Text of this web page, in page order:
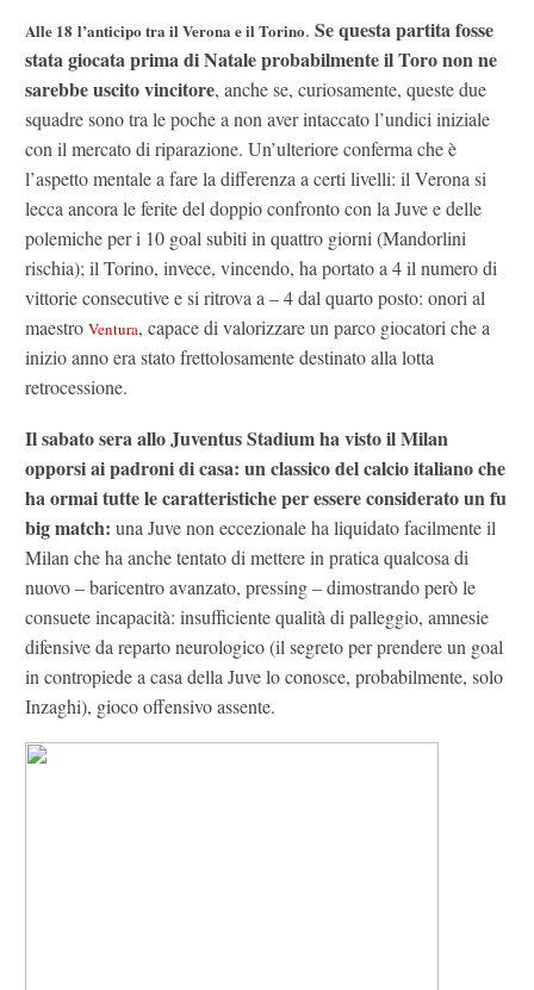
Alle 18 l’anticipo tra il Verona e il Torino. Se questa partita fosse
stata giocata prima di Natale probabilmente il Toro non ne
sarebbe uscito vincitore, anche se, curiosamente, queste due
squadre sono tra le poche a non aver intaccato l’undici iniziale
con il mercato di riparazione. Un’ulteriore conferma che è
l’aspetto mentale a fare la differenza a certi livelli: il Verona si
lecca ancora le ferite del doppio confronto con la Juve e delle
polemiche per i 10 goal subiti in quattro giorni (Mandorlini
rischia); il Torino, invece, vincendo, ha portato a 4 il numero di
vittorie consecutive e si ritrova a – 4 dal quarto posto: onori al
maestro Ventura, capace di valorizzare un parco giocatori che a
inizio anno era stato frettolosamente destinato alla lotta
retrocessione.
Il sabato sera allo Juventus Stadium ha visto il Milan
opporsi ai padroni di casa: un classico del calcio italiano che
ha ormai tutte le caratteristiche per essere consideratounfu
big match: una Juve non eccezionale ha liquidato facilmente il
Milan che ha anche tentato di mettere in pratica qualcosa di
nuovo – baricentro avanzato, pressing – dimostrando però le
consuete incapacità: insufficiente qualità di palleggio, amnesie
difensive da reparto neurologico (il segreto per prendere un goal
in contropiede a casa della Juve lo conosce, probabilmente, solo
Inzaghi), gioco offensivo assente.